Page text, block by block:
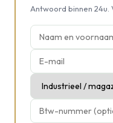
Antwoord binnen 24u.